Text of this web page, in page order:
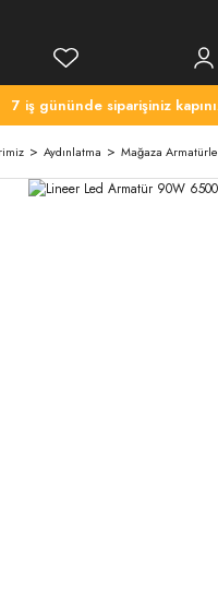
7 iş gününde siparişiniz
Aydınlatma Mağaza